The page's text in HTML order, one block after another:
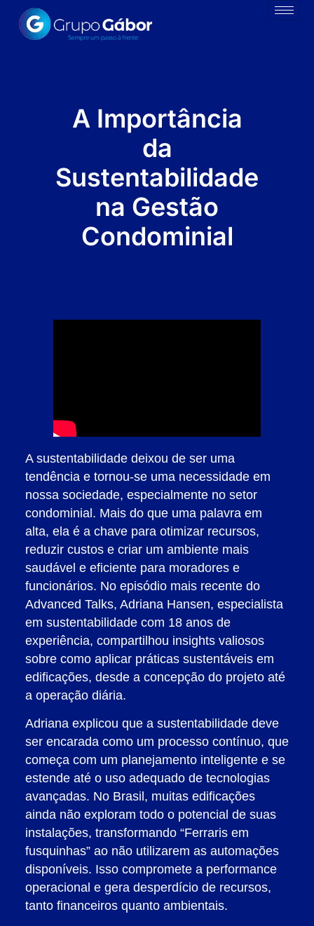
A Importância
da
Sustentabilidade
na Gestão
Condominial
A sustentabilidade deixou de ser uma
tendência e tornou-se uma necessidade em
nossa sociedade, especialmente no setor
condominial. Mais do que uma palavra em
alta, ela é a chave para otimizar recursos,
reduzir custos e criar um ambiente mais
saudável e eficiente para moradores e
funcionários. No episódio mais recente do
Advanced Talks, Adriana Hansen, especialista
em sustentabilidade com 18 anos de
experiência, compartilhou insights valiosos
sobre como aplicar práticas sustentáveis em
edificações, desde a concepção do projeto até
a operação diária.
Adriana explicou que a sustentabilidade deve
ser encarada como um processo contínuo, que
começa com um planejamento inteligente e se
estende até o uso adequado de tecnologias
avançadas. No Brasil, muitas edificações
ainda não exploram todo o potencial de suas
instalações, transformando “Ferraris em
fusquinhas” ao não utilizarem as automações
disponíveis. Isso compromete a performance
operacional e gera desperdício de recursos,
tanto financeiros quanto ambientais.